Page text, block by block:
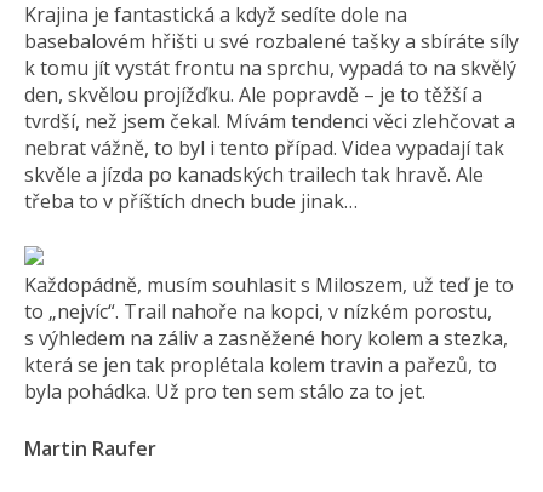
Krajina je fantastická a když sedíte dole na
basebalovém hřišti u své rozbalené tašky a sbíráte síly
k tomu jít vystát frontu na sprchu, vypadá to na skvělý
den, skvělou projížďku. Ale popravdě – je to těžší a
tvrdší, než jsem čekal. Mívám tendenci věci zlehčovat a
nebrat vážně, to byl i tento případ. Videa vypadají tak
skvěle a jízda po kanadských trailech tak hravě. Ale
třeba to v příštích dnech bude jinak…
Každopádně, musím souhlasit s Miloszem, už teď je to
to „nejvíc“. Trail nahoře na kopci, v nízkém porostu,
s výhledem na záliv a zasněžené hory kolem a stezka,
která se jen tak proplétala kolem travin a pařezů, to
byla pohádka. Už pro ten sem stálo za to jet.
Martin Raufer